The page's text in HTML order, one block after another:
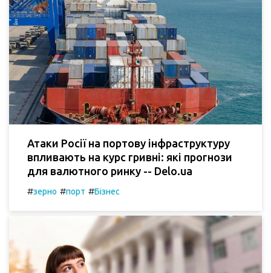
Атаки Росії на портову інфраструктуру
впливають на курс гривні: які прогнози
для валютного ринку -- Delo.ua
#зерно #порт #Бізнес